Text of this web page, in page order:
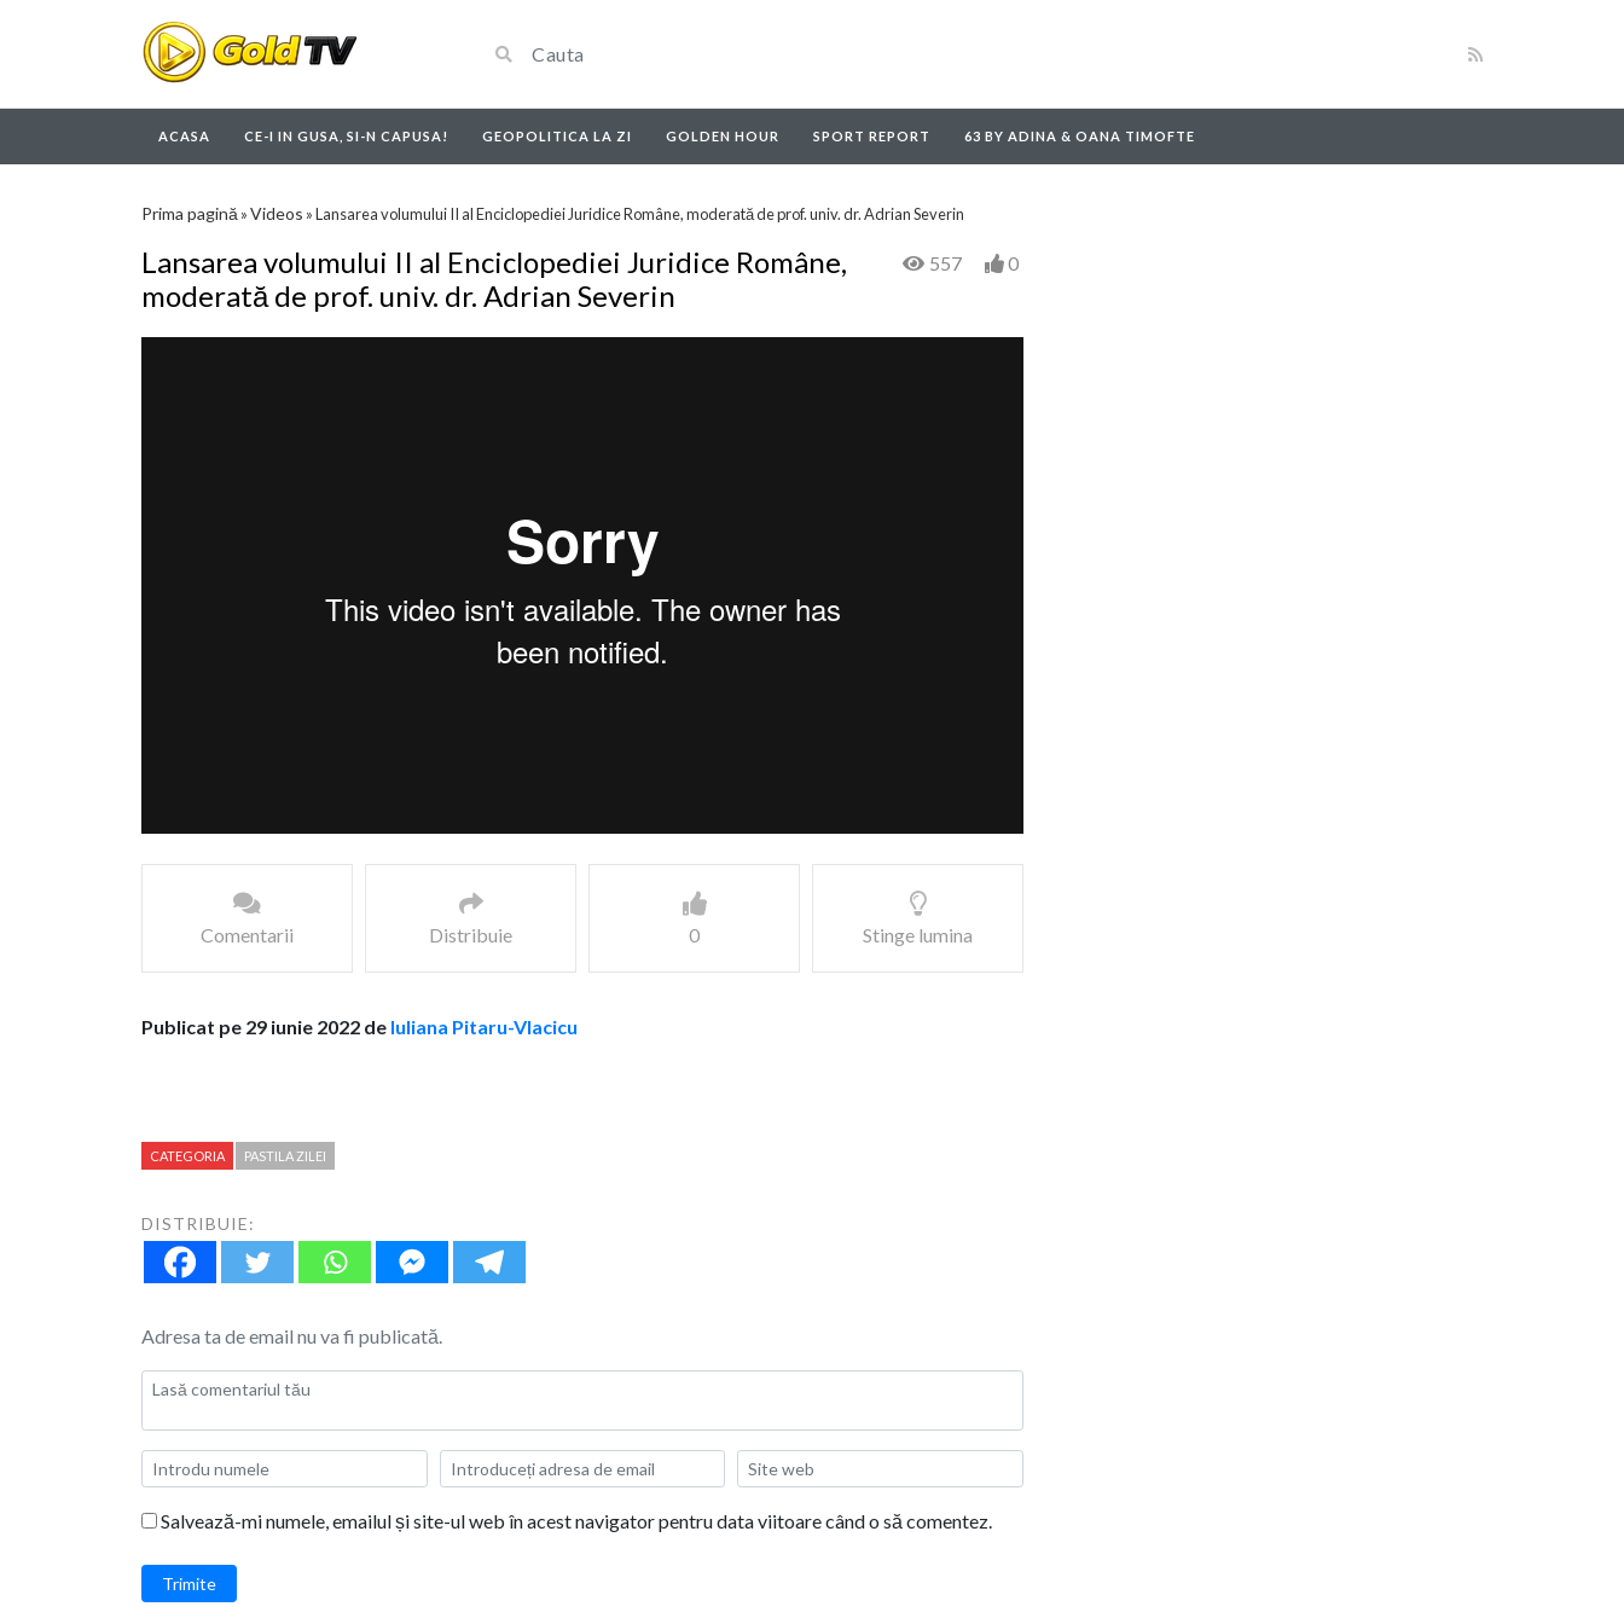
ACASA CE-I IN GUSA, SI-N CAPUSA! GEOPOLITICA LA ZI GOLDEN HOUR SPORT REPORT 63 BY ADINA & OANA TIMOFTE
Prima pagină »Videos »Lansarea volumului II al Enciclopediei Juridice Române, moderată de prof. univ. dr. Adrian Severin
Lansarea volumului II al Enciclopediei Juridice Române,
moderată de prof. univ. dr. Adrian Severin
557 0
Comentarii Distribuie 0 Stinge lumina
Publicat pe 29 iunie 2022 de Iuliana Pitaru-Vlacicu
CATEGORIA PASTILA ZILEI
DISTRIBUIE:
Adresa ta de email nu va fi publicată.
Salvează-mi numele, emailul și site-ul web în acest navigator pentru data viitoare când o să comentez.
Trimite